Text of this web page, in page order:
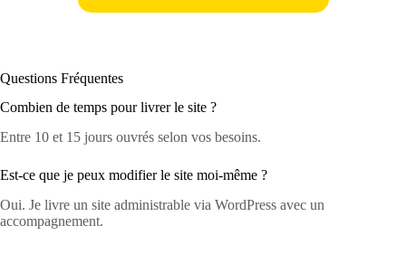
Questions Fréquentes
Combien de temps pour livrer le site ?
Entre 10 et 15 jours ouvrés selon vos besoins.
Est-ce que je peux modifier le site moi-même ?
Oui. Je livre un site administrable via WordPress avec un
accompagnement.